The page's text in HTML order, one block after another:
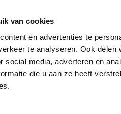
van cookies
en advertenties te
te analyseren. Ook
social media, adverteren en
die u aan ze heeft